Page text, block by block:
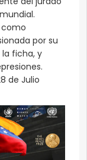
como
por su
ficha, y
de Julio